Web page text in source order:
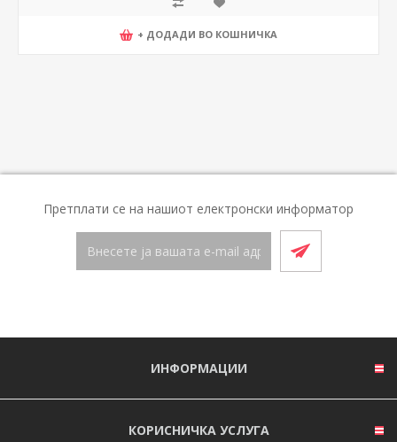
+ ДОДАДИ ВО КОШНИЧКА
Претплати се на нашиот електронски информатор
ИНФОРМАЦИИ
КОРИСНИЧКА УСЛУГА